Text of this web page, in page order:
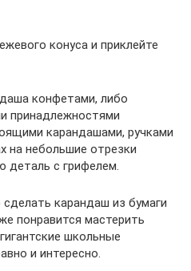
конуса и приклейте
конфетами, либо
принадлежностями
карандашами, ручками
на небольшие отрезки
деталь с грифелем.
карандаш из бумаги
понравится мастерить
школьные
и интересно.